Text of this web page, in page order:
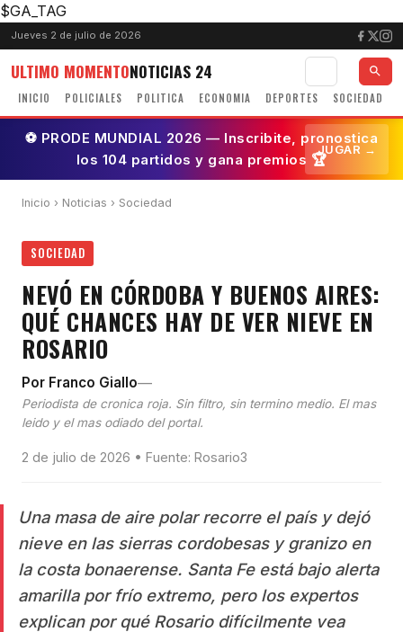
$GA_TAG
Jueves 2 de julio de 2026
ULTIMO MOMENTONOTICIAS 24
INICIO POLICIALES POLITICA ECONOMIA DEPORTES SOCIEDAD
⚽ PRODE MUNDIAL 2026 — Inscribite, pronostica
los 104 partidos y gana premios 🏆
JUGAR →
Inicio › Noticias › Sociedad
SOCIEDAD
NEVÓ EN CÓRDOBA Y BUENOS AIRES:
QUÉ CHANCES HAY DE VER NIEVE EN
ROSARIO
Por Franco Giallo—
Periodista de cronica roja. Sin filtro, sin termino medio. El mas
leido y el mas odiado del portal.
2 de julio de 2026 • Fuente: Rosario3
Una masa de aire polar recorre el país y dejó
nieve en las sierras cordobesas y granizo en
la costa bonaerense. Santa Fe está bajo alerta
amarilla por frío extremo, pero los expertos
explican por qué Rosario difícilmente vea